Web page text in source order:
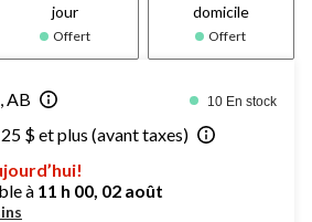
jour
Offert
domicile
Offert
AB 10 En stock
$ et plus (avant taxes)
à 11 h 00, 02 août